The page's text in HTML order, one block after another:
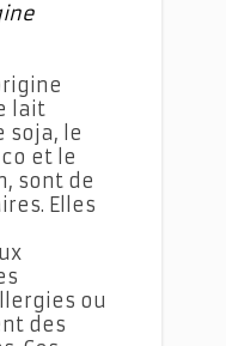
lait
soja, le
et le
sont de
Elles
ou
des